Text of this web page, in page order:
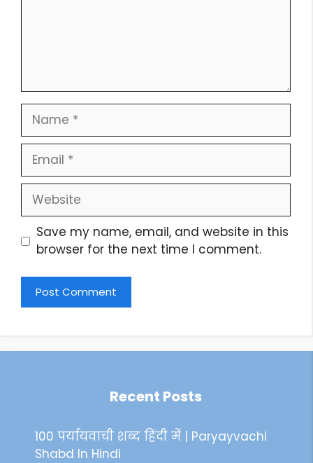
Name
Email
Website
Save my name, email, and website in this
browser for the next time I comment.
Recent Posts
100 पर्यायवाची शब्द हिंदी में | Paryayvachi
Shabd In Hindi